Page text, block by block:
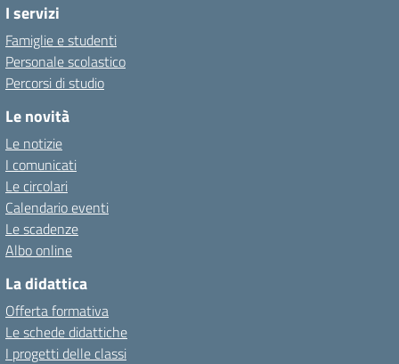
I servizi
Famiglie e studenti
Personale scolastico
Percorsi di studio
Le novità
Le notizie
I comunicati
Le circolari
Calendario eventi
Le scadenze
Albo online
La didattica
Offerta formativa
Le schede didattiche
I progetti delle classi